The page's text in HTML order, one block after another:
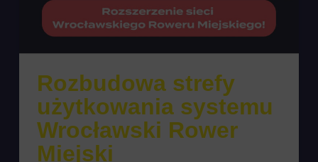
Rozbudowa strefy
użytkowania systemu
Wrocławski Rower
Miejski